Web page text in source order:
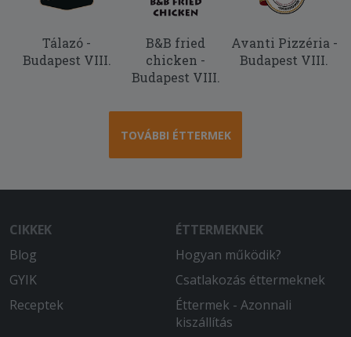
Tálazó -
Budapest VIII.
B&B fried
chicken -
Budapest VIII.
Avanti Pizzéria -
Budapest VIII.
TOVÁBBI ÉTTERMEK
CIKKEK
Blog
GYIK
Receptek
ÉTTERMEKNEK
Hogyan működik?
Csatlakozás éttermeknek
Éttermek - Azonnali
kiszállítás